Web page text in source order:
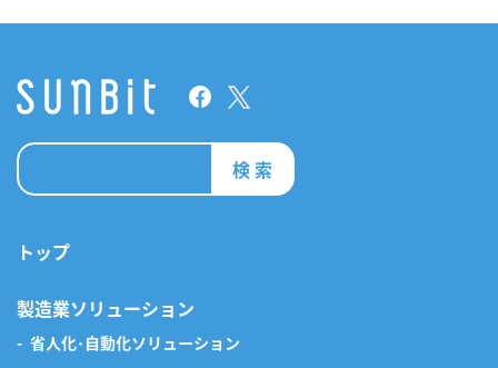
検 索
トップ
製造業ソリューション
省人化･自動化ソリューション